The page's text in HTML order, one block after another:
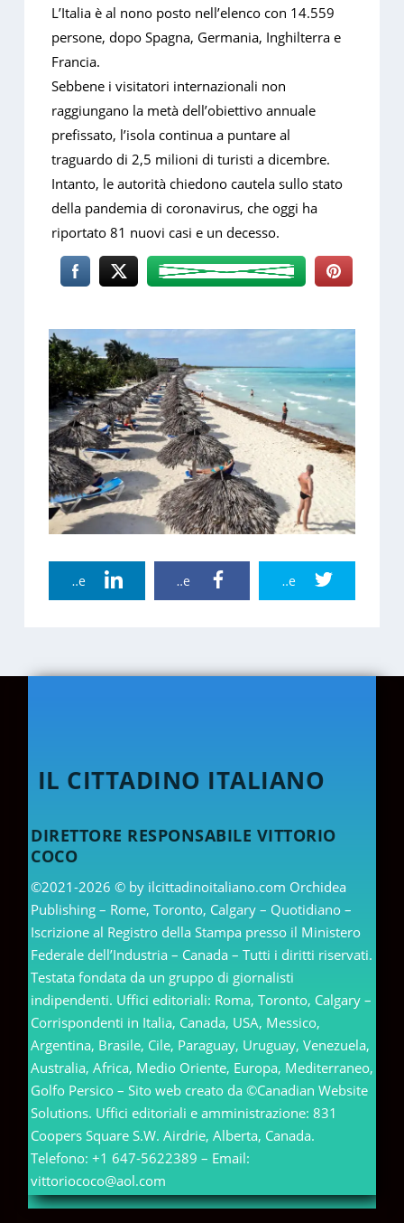
L’Italia è al nono posto nell’elenco con 14.559
persone, dopo Spagna, Germania, Inghilterra e
Francia.
Sebbene i visitatori internazionali non
raggiungano la metà dell’obiettivo annuale
prefissato, l’isola continua a puntare al
traguardo di 2,5 milioni di turisti a dicembre.
Intanto, le autorità chiedono cautela sullo stato
della pandemia di coronavirus, che oggi ha
riportato 81 nuovi casi e un decesso.
Twitter Share
Facebook Share
Linkedin Share
IL CITTADINO ITALIANO
DIRETTORE RESPONSABILE VITTORIO
COCO
©2021-2026 © by ilcittadinoitaliano.com Orchidea
Publishing – Rome, Toronto, Calgary – Quotidiano –
Iscrizione al Registro della Stampa presso il Ministero
Federale dell’Industria – Canada – Tutti i diritti riservati.
Testata fondata da un gruppo di giornalisti
indipendenti. Uffici editoriali: Roma, Toronto, Calgary –
Corrispondenti in Italia, Canada, USA, Messico,
Argentina, Brasile, Cile, Paraguay, Uruguay, Venezuela,
Australia, Africa, Medio Oriente, Europa, Mediterraneo,
Golfo Persico – Sito web creato da ©Canadian Website
Solutions. Uffici editoriali e amministrazione: 831
Coopers Square S.W. Airdrie, Alberta, Canada.
Telefono: +1 647-5622389 – Email:
vittoriococo@aol.com